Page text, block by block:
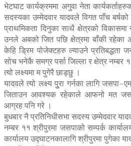
भेटघाट कार्यक्रममा अगुवा नेता
सदस्यका उम्मेदवार यादवले विगत पाँच
प्राथमिकता दिनुका साथै क्षेत्रको
उनले अबको जित पछि क्षेत्रमा बाँकी रहेका
केहि ड्रिम पोजेक्टहरु ल्याउने प्रतिबद्धता
सोच भनेकै समग्र पर्सा जिल्ला र क्षेत्र नम्बर
त्यो लक्ष्यमा म पुगेरै छाड्छु ।
यादवले त्यो लक्ष्य पुुरा गर्नका लागि
जिताउन आवश्यक रहेकाले आफनो मत
आग्रह पनि गरे ।
बुधबार नै प्रतिनिधीसभा सदस्य उम्मेदवार
नम्बर ११ श्रीपुरमा जसपाको सम्पर्क
कार्यालय उद्घाटनकालागि श्रीपुरमा पुगेका